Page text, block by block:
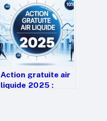
revenu
Action gratuite air
liquide 2025 :